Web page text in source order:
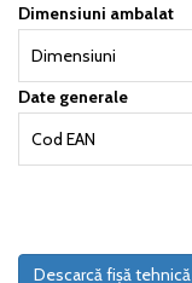
Dimensiuni ambalat
Dimensiuni
Date generale
Cod EAN
Descarcă fișă tehnică